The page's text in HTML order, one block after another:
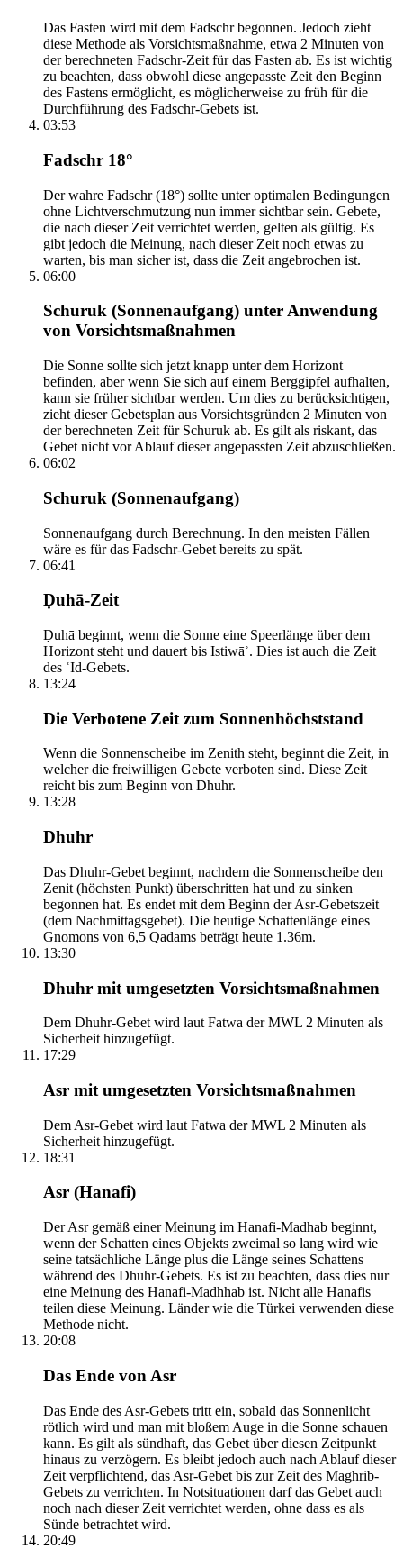
Das Fasten wird mit dem Fadschr begonnen. Jedoch zieht
diese Methode als Vorsichtsmaßnahme, etwa 2 Minuten von
der berechneten Fadschr-Zeit für das Fasten ab. Es ist wichtig
zu beachten, dass obwohl diese angepasste Zeit den Beginn
des Fastens ermöglicht, es möglicherweise zu früh für die
Durchführung des Fadschr-Gebets ist.
03:53
Fadschr 18°
Der wahre Fadschr (18°) sollte unter optimalen Bedingungen
ohne Lichtverschmutzung nun immer sichtbar sein. Gebete,
die nach dieser Zeit verrichtet werden, gelten als gültig. Es
gibt jedoch die Meinung, nach dieser Zeit noch etwas zu
warten, bis man sicher ist, dass die Zeit angebrochen ist.
06:00
Schuruk (Sonnenaufgang) unter Anwendung
von Vorsichtsmaßnahmen
Die Sonne sollte sich jetzt knapp unter dem Horizont
befinden, aber wenn Sie sich auf einem Berggipfel aufhalten,
kann sie früher sichtbar werden. Um dies zu berücksichtigen,
zieht dieser Gebetsplan aus Vorsichtsgründen 2 Minuten von
der berechneten Zeit für Schuruk ab. Es gilt als riskant, das
Gebet nicht vor Ablauf dieser angepassten Zeit abzuschließen.
06:02
Schuruk (Sonnenaufgang)
Sonnenaufgang durch Berechnung. In den meisten Fällen
wäre es für das Fadschr-Gebet bereits zu spät.
06:41
Ḍuhā-Zeit
Ḍuhā beginnt, wenn die Sonne eine Speerlänge über dem
Horizont steht und dauert bis Istiwāʾ. Dies ist auch die Zeit
des ʿĪd-Gebets.
13:24
Die Verbotene Zeit zum Sonnenhöchststand
Wenn die Sonnenscheibe im Zenith steht, beginnt die Zeit, in
welcher die freiwilligen Gebete verboten sind. Diese Zeit
reicht bis zum Beginn von Dhuhr.
13:28
Dhuhr
Das Dhuhr-Gebet beginnt, nachdem die Sonnenscheibe den
Zenit (höchsten Punkt) überschritten hat und zu sinken
begonnen hat. Es endet mit dem Beginn der Asr-Gebetszeit
(dem Nachmittagsgebet). Die heutige Schattenlänge eines
Gnomons von 6,5 Qadams beträgt heute 1.36m.
13:30
Dhuhr mit umgesetzten Vorsichtsmaßnahmen
Dem Dhuhr-Gebet wird laut Fatwa der MWL 2 Minuten als
Sicherheit hinzugefügt.
17:29
Asr mit umgesetzten Vorsichtsmaßnahmen
Dem Asr-Gebet wird laut Fatwa der MWL 2 Minuten als
Sicherheit hinzugefügt.
18:31
Asr (Hanafi)
Der Asr gemäß einer Meinung im Hanafi-Madhab beginnt,
wenn der Schatten eines Objekts zweimal so lang wird wie
seine tatsächliche Länge plus die Länge seines Schattens
während des Dhuhr-Gebets. Es ist zu beachten, dass dies nur
eine Meinung des Hanafi-Madhhab ist. Nicht alle Hanafis
teilen diese Meinung. Länder wie die Türkei verwenden diese
Methode nicht.
20:08
Das Ende von Asr
Das Ende des Asr-Gebets tritt ein, sobald das Sonnenlicht
rötlich wird und man mit bloßem Auge in die Sonne schauen
kann. Es gilt als sündhaft, das Gebet über diesen Zeitpunkt
hinaus zu verzögern. Es bleibt jedoch auch nach Ablauf dieser
Zeit verpflichtend, das Asr-Gebet bis zur Zeit des Maghrib-
Gebets zu verrichten. In Notsituationen darf das Gebet auch
noch nach dieser Zeit verrichtet werden, ohne dass es als
Sünde betrachtet wird.
20:49